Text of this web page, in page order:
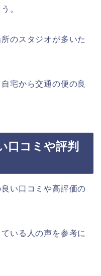
。
のスタジオが多いた
宅から交通の便の良
口コミや評判
い口コミや高評価の
いる人の声を参考に